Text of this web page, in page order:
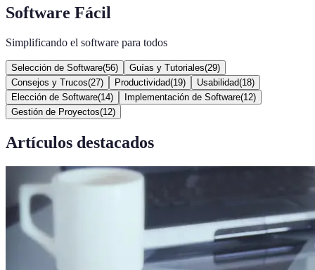
Software Fácil
Simplificando el software para todos
Selección de Software(56) Guías y Tutoriales(29)
Consejos y Trucos(27) Productividad(19) Usabilidad(18)
Elección de Software(14) Implementación de Software(12)
Gestión de Proyectos(12)
Artículos destacados